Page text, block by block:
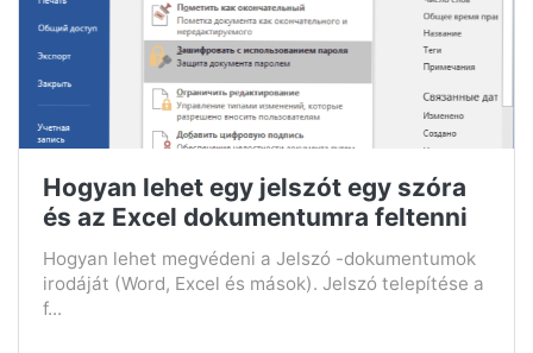
Hogyan lehet egy jelszót egy szóra
és az Excel dokumentumra feltenni
Hogyan lehet megvédeni a Jelszó -dokumentumok
irodáját (Word, Excel és mások). Jelszó telepítése a
f...